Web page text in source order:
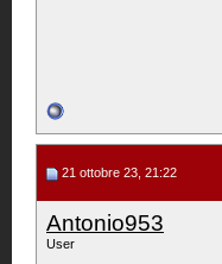
21 ottobre 23, 21:22
Antonio953
User